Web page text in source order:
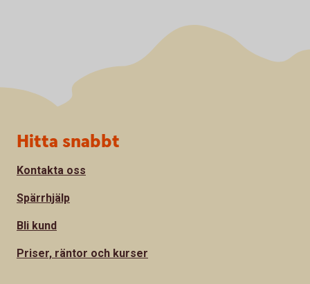
Sidfot
Hitta snabbt
Kontakta oss
Spärrhjälp
Bli kund
Priser, räntor och kurser